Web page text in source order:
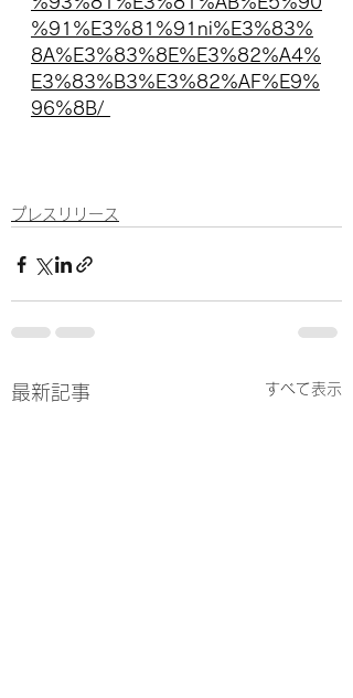
%91%E3%81%91ni%E3%83%
8A%E3%83%8E%E3%82%A4%
E3%83%B3%E3%82%AF%E9%
96%8B/
プレスリリース
最新記事 すべて表示